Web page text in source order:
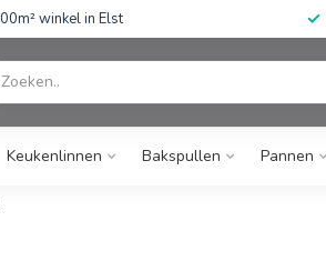
winkel in Elst
Keukenlinnen Bakspullen Pannen